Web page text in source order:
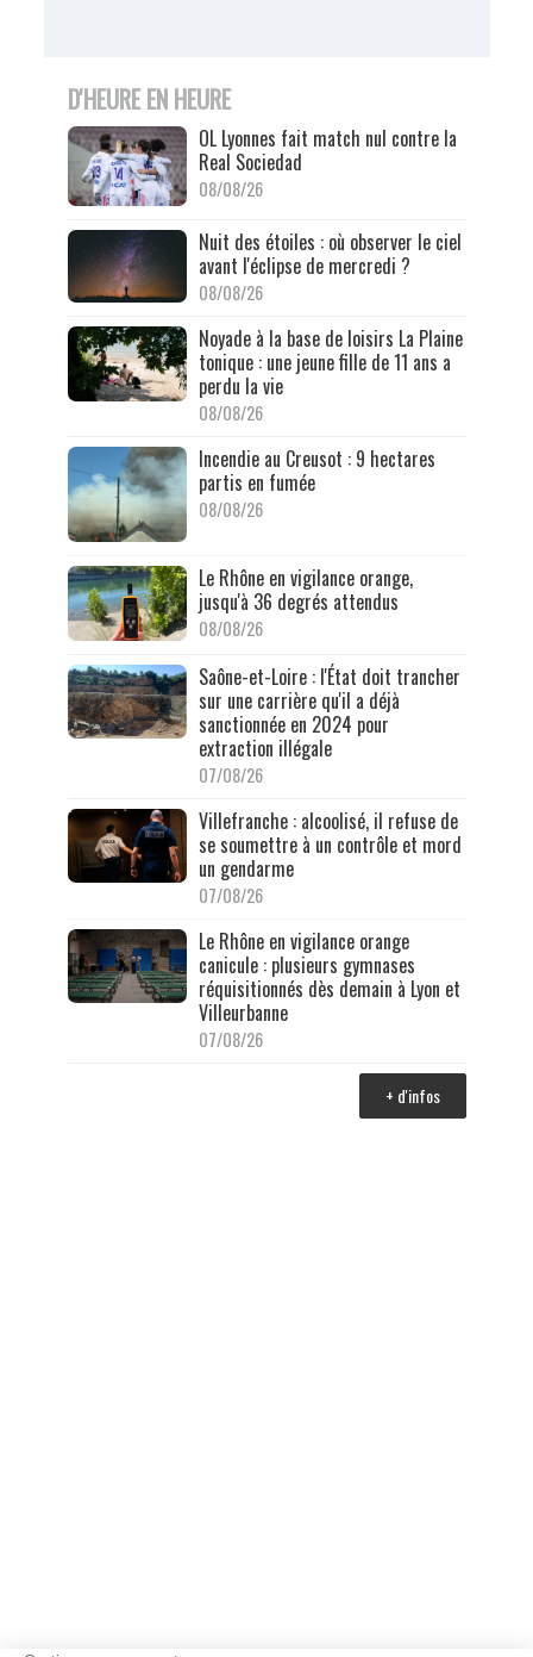
D'HEURE EN HEURE
OL Lyonnes fait match nul contre la
Real Sociedad
08/08/26
Nuit des étoiles : où observer le ciel
avant l'éclipse de mercredi ?
08/08/26
Noyade à la base de loisirs La Plaine
tonique : une jeune fille de 11 ans a
perdu la vie
08/08/26
Incendie au Creusot : 9 hectares
partis en fumée
08/08/26
Le Rhône en vigilance orange,
jusqu'à 36 degrés attendus
08/08/26
Saône-et-Loire : l'État doit trancher
sur une carrière qu'il a déjà
sanctionnée en 2024 pour
extraction illégale
07/08/26
Villefranche : alcoolisé, il refuse de
se soumettre à un contrôle et mord
un gendarme
07/08/26
Le Rhône en vigilance orange
canicule : plusieurs gymnases
réquisitionnés dès demain à Lyon et
Villeurbanne
07/08/26
+ d'infos